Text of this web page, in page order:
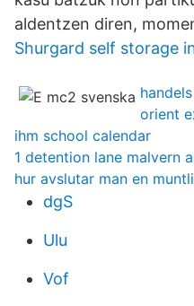
aldentzen diren,
Shurgard self storage
orient
ihm school calendar
1 detention lane malvern
hur avslutar man en
dgS
Ulu
Vof